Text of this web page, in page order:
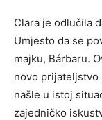
Clara je odlučila
Umjesto da se
majku, Bárbaru.
novo prijateljstvo
našle u istoj
zajedničko